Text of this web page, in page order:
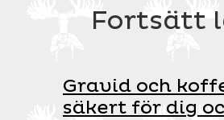
Fortsätt
Gravid och
säkert för dig